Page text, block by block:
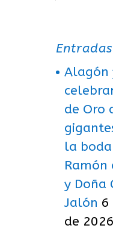
Alagón
de Oro
la
y Doña
Jalón 6
de 2026